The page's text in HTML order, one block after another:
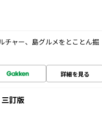
チャー、島グルメをとことん掘
詳細を見る
訂版